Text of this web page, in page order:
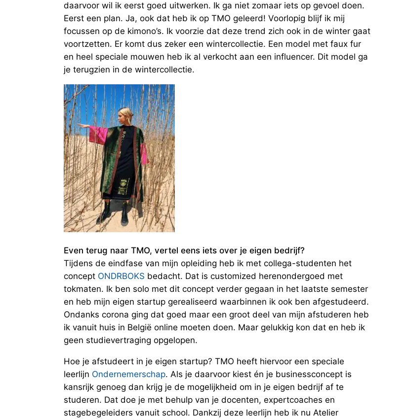
daarvoor wil ik eerst goed uitwerken. Ik ga niet zomaar iets op gevoel doen.
Eerst een plan. Ja, ook dat heb ik op TMO geleerd! Voorlopig blijf ik mij
focussen op de kimono’s. Ik voorzie dat deze trend zich ook in de winter gaat
voortzetten. Er komt dus zeker een wintercollectie. Een model met faux fur
en heel speciale mouwen heb ik al verkocht aan een influencer. Dit model ga
je terugzien in de wintercollectie.
Even terug naar TMO, vertel eens iets over je eigen bedrijf?
Tijdens de eindfase van mijn opleiding heb ik met collega-studenten het
concept ONDRBOKS bedacht. Dat is customized herenondergoed met
tokmaten. Ik ben solo met dit concept verder gegaan in het laatste semester
en heb mijn eigen startup gerealiseerd waarbinnen ik ook ben afgestudeerd.
Ondanks corona ging dat goed maar een groot deel van mijn afstuderen heb
ik vanuit huis in België online moeten doen. Maar gelukkig kon dat en heb ik
geen studievertraging opgelopen.
Hoe je afstudeert in je eigen startup? TMO heeft hiervoor een speciale
leerlijn Ondernemerschap. Als je daarvoor kiest én je businessconcept is
kansrijk genoeg dan krijg je de mogelijkheid om in je eigen bedrijf af te
studeren. Dat doe je met behulp van je docenten, expertcoaches en
stagebegeleiders vanuit school. Dankzij deze leerlijn heb ik nu Atelier